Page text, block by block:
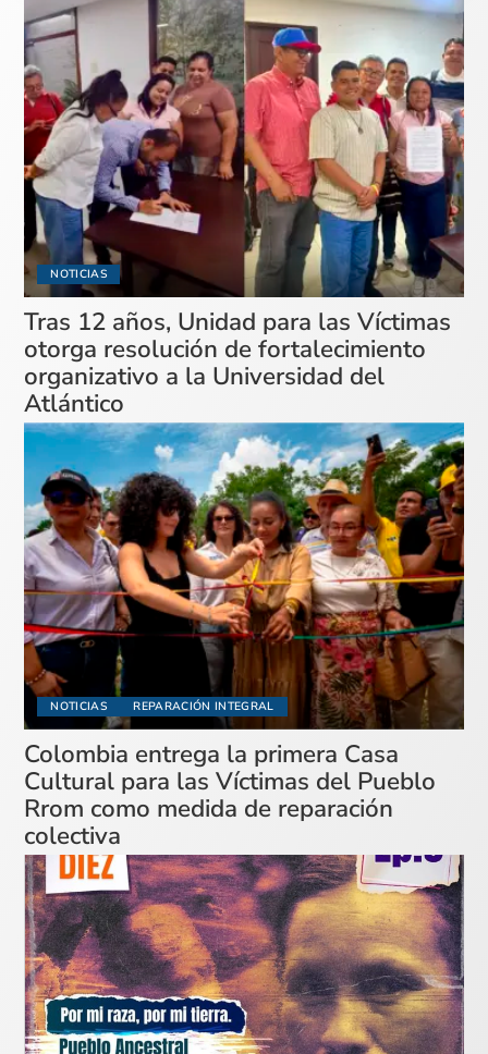
NOTICIAS
Tras 12 años, Unidad para las Víctimas
otorga resolución de fortalecimiento
organizativo a la Universidad del
Atlántico
NOTICIAS REPARACIÓN INTEGRAL
Colombia entrega la primera Casa
Cultural para las Víctimas del Pueblo
Rrom como medida de reparación
colectiva